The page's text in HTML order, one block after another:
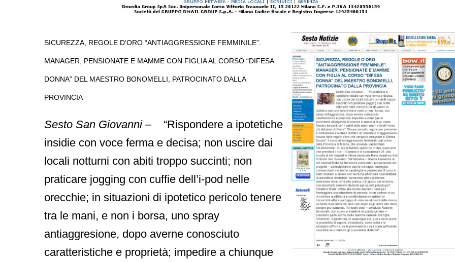
SICUREZZA, REGOLE D’ORO “ANTIAGGRESSIONE FEMMINILE”.
MANAGER, PENSIONATE E MAMME CON FIGLIA AL CORSO “DIFESA
DONNA” DEL MAESTRO BONOMELLI, PATROCINATO DALLA
PROVINCIA
Sesto San Giovanni –“Rispondere a ipotetiche
insidie con voce ferma e decisa; non uscire dai
locali notturni con abiti troppo succinti; non
praticare jogging con cuffie dell’i-pod nelle
orecchie; in situazioni di ipotetico pericolo tenere
tra le mani, e non i borsa, uno spray
antiaggresione, dopo averne conosciuto
caratteristiche e proprietà; impedire a chiunque